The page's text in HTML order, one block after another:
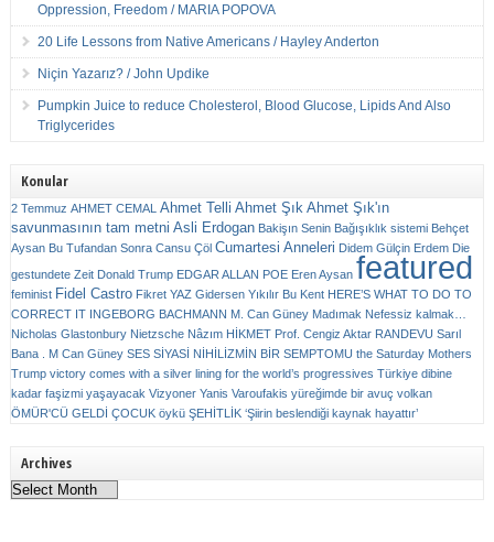
Oppression, Freedom / MARIA POPOVA
20 Life Lessons from Native Americans / Hayley Anderton
Niçin Yazarız? / John Updike
Pumpkin Juice to reduce Cholesterol, Blood Glucose, Lipids And Also
Triglycerides
Konular
2 Temmuz AHMET CEMAL Ahmet Telli Ahmet Şık Ahmet Şık'ın
savunmasının tam metni Asli Erdogan Bakişın Senin Bağışıklık sistemi Behçet
Aysan Bu Tufandan Sonra Cansu Çöl Cumartesi Anneleri Didem Gülçin Erdem Die
gestundete Zeit Donald Trump EDGAR ALLAN POE Eren Aysan featured
feminist Fidel Castro Fikret YAZ Gidersen Yıkılır Bu Kent HERE’S WHAT TO DO TO
CORRECT IT INGEBORG BACHMANN M. Can Güney Madımak Nefessiz kalmak…
Nicholas Glastonbury Nietzsche Nâzım HİKMET Prof. Cengiz Aktar RANDEVU Sarıl
Bana . M Can Güney SES SİYASİ NİHİLİZMİN BİR SEMPTOMU the Saturday Mothers
Trump victory comes with a silver lining for the world’s progressives Türkiye dibine
kadar faşizmi yaşayacak Vizyoner Yanis Varoufakis yüreğimde bir avuç volkan
ÖMÜR'CÜ GELDİ ÇOCUK öykü ŞEHİTLİK ‘Şiirin beslendiği kaynak hayattır’
Archives
Archives